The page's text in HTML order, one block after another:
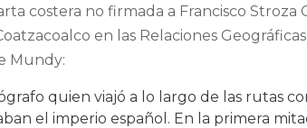
costera no firmada a Francisco Stroza
en las Relaciones Geográficas
Mundy:
quien viajó a lo largo de las rutas
el imperio español. En la primera